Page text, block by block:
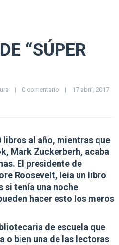
“SÚPER
| 0 comentario |
libros al año, mientras que
Mark Zuckerberh, acaba
El presidente de
Roosevelt, leía un libro
si tenía una noche
hacer esto los meros
de escuela que
o bien una de las lectoras